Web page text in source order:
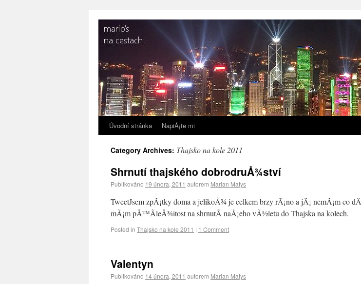
Úvodní stránka NapiÅ¡te mi
Category Archives: Thajsko na kole 2011
Shrnutí thajského dobrodruÅ¾ství
Publikováno 19 února, 2011 autorem Marian Matys
TweetJsem zpÃ¡tky doma a jelikoÅ¾ je celkem brzy rÃ¡no a jÃ¡ nemÃ¡m co
mÃ¡m pÅ™Ã­leÅ¾itost na shrnutÃ­ naÅ¡eho vÃ½letu do Thajska na kolech.
Posted in Thajsko na kole 2011 | 1 Comment
Valentyn
Publikováno 14 února, 2011 autorem Marian Matys